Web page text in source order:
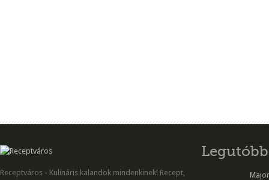
Receptváros - Kulináris kalandok mindenkinek! Recept,